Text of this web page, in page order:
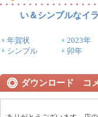
い＆シンプルなイ
年賀状 2023年
シンプル
卯年
ダウンロード コ